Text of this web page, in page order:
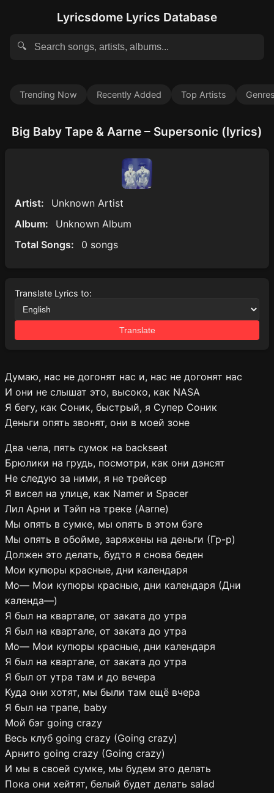
Lyricsdome Lyrics Database
🔍
Trending Now Recently Added Top Artists
Big Baby Tape & Aarne – Supersonic (lyrics)
Artist:
Unknown Artist
Album:
Unknown Album
Total Songs:
0 songs
Translate Lyrics to:
Translate
Думаю, нас не догонят нас и, нас не догонят нас
И они не слышат это, высоко, как NASA
Я бегу, как Соник, быстрый, я Супер Соник
Деньги опять звонят, они в моей зоне
Два чела, пять сумок на backseat
Брюлики на грудь, посмотри, как они дэнсят
Не следую за ними, я не трейсер
Я висел на улице, как Namer и Spacer
Лил Арни и Тэйп на треке (Aarne)
Мы опять в сумке, мы опять в этом бэге
Мы опять в обойме, заряжены на деньги (Гр-р)
Должен это делать, будто я снова беден
Мои купюры красные, дни календаря
Мо— Мои купюры красные, дни календаря (Дни
календа—)
Я был на квартале, от заката до утра
Я был на квартале, от заката до утра
Мо— Мои купюры красные, дни календаря
Я был на квартале, от заката до утра
Я был от утра там и до вечера
Куда они хотят, мы были там ещё вчера
Я был на трапе, baby
Мой бэг going crazy
Весь клуб going crazy (Going crazy)
Арнито going crazy (Going crazy)
И мы в своей сумке, мы будем это делать
Пока они хейтят, белый будет делать salad